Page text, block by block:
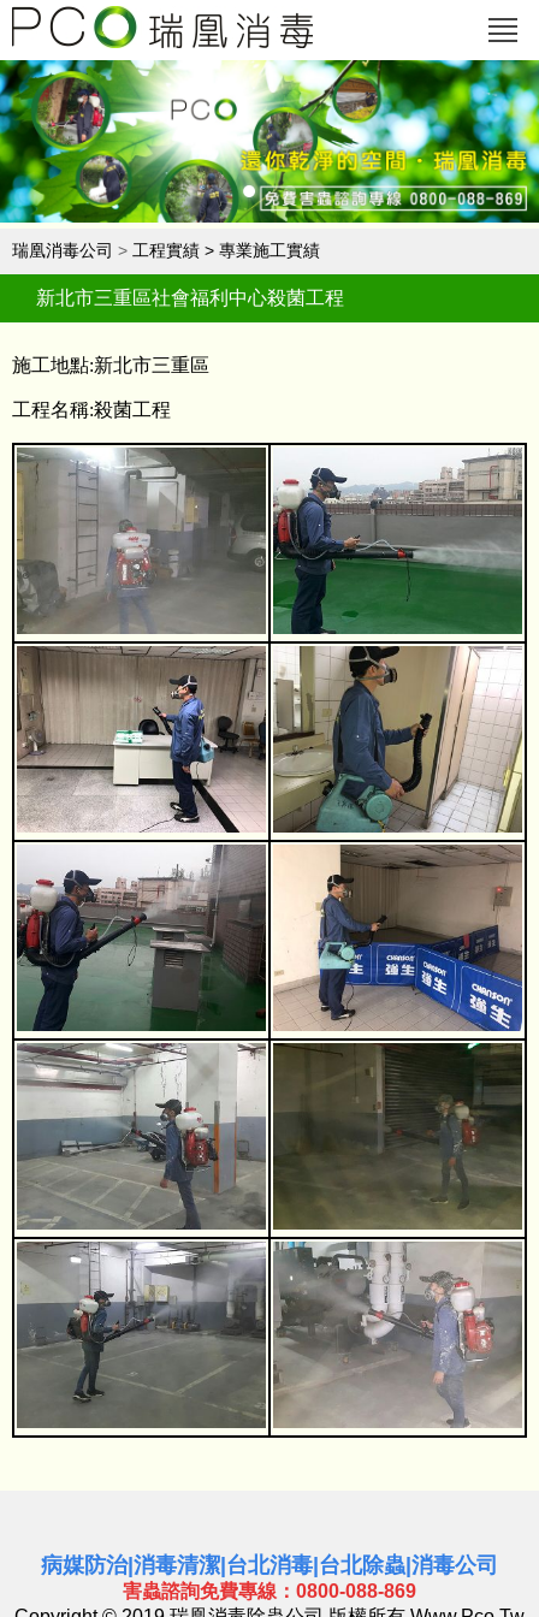
瑞凰消毒公司 > 工程實績 > 專業施工實績
新北市三重區社會福利中心殺菌工程
施工地點:新北市三重區
工程名稱:殺菌工程
病媒防治|消毒清潔|台北消毒|台北除蟲|消毒公司
害蟲諮詢免費專線：0800-088-869